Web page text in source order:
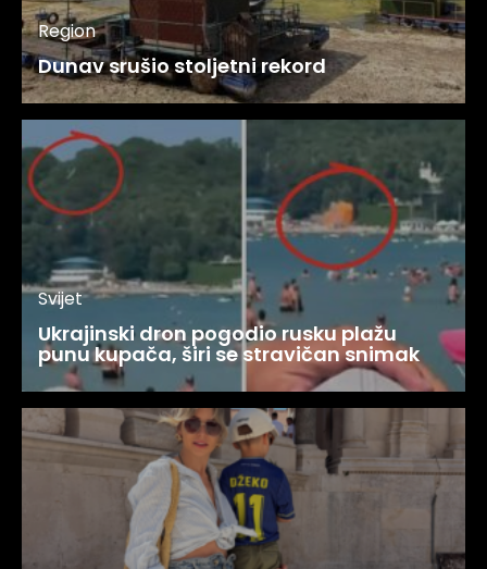
Region
Dunav srušio stoljetni rekord
Svijet
Ukrajinski dron pogodio rusku plažu
punu kupača, širi se stravičan snimak